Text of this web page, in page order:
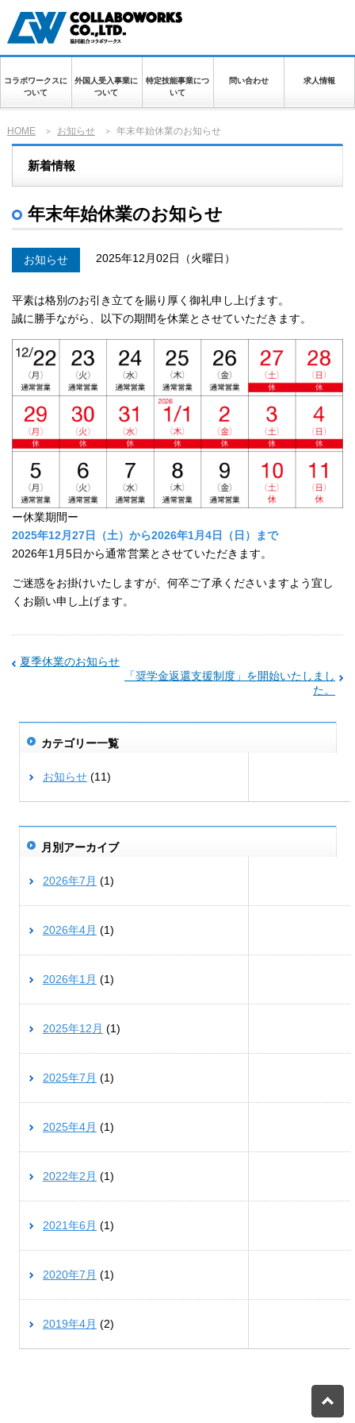
コラボワークスに
ついて
外国人受入事業に
ついて
特定技能事業につ
いて
問い合わせ 求人情報
HOME > お知らせ > 年末年始休業のお知らせ
新着情報
年末年始休業のお知らせ
お知らせ 2025年12月02日（火曜日）
平素は格別のお引き立てを賜り厚く御礼申し上げます。
誠に勝手ながら、以下の期間を休業とさせていただきます。
ー休業期間ー
2025年12月27日（土）から2026年1月4日（日）まで
2026年1月5日から通常営業とさせていただきます。
ご迷惑をお掛けいたしますが、何卒ご了承くださいますよう宜し
くお願い申し上げます。
夏季休業のお知らせ
「奨学金返還支援制度」を開始いたしまし
た。
カテゴリー一覧
お知らせ(11)
月別アーカイブ
2026年7月 (1)
2026年4月 (1)
2026年1月 (1)
2025年12月 (1)
2025年7月 (1)
2025年4月 (1)
2022年2月 (1)
2021年6月 (1)
2020年7月 (1)
2019年4月 (2)